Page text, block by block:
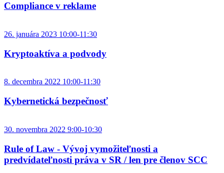
Compliance v reklame
26. januára 2023 10:00-11:30
Kryptoaktíva a podvody
8. decembra 2022 10:00-11:30
Kybernetická bezpečnosť
30. novembra 2022 9:00-10:30
Rule of Law - Vývoj vymožiteľnosti a
predvídateľnosti práva v SR / len pre členov SCC